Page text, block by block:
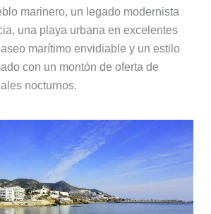
marinero, un legado modernista
una playa urbana en excelentes
marítimo envidiable y un estilo
con un montón de oferta de
nocturnos.